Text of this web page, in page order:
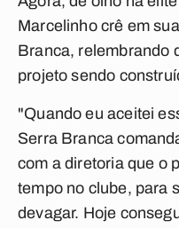
Marcelinho crê em
Branca, relembrando
projeto sendo
"Quando eu aceitei
Serra Branca
com a diretoria que o
tempo no clube, para
devagar. Hoje